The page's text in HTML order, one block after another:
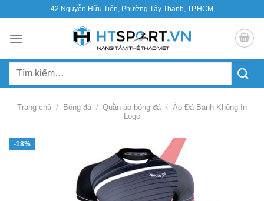
nội
42 Nguyễn Hữu Tiến, Phường Tây Thạnh, TP.HCM
Tìm
Trang chủ / Bóng đá / Quần áo bóng đá / Áo Đá Banh Không In
Logo
-18%